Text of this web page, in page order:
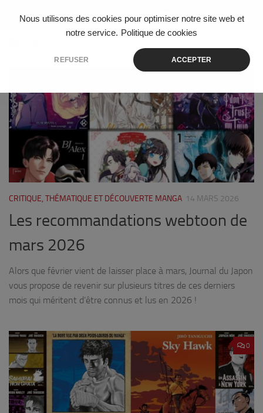
Nous utilisons des cookies pour optimiser notre site web et
notre service. Politique de cookies
REFUSER ACCEPTER
Skip to content
CRITIQUE, THÉMATIQUE ET DÉCOUVERTE MANGA 14 MARS 2026
Les recommandations webtoon de
mars 2026
Alors que février vient de laisser place à mars, Journal du Japon
vous propose de revenir sur plusieurs titres de ces derniers
mois qui méritent d’être connus et lus en 2026 !
0